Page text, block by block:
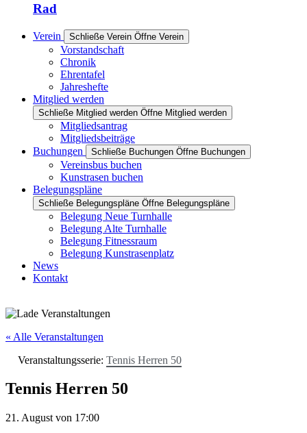
Rad
Verein Schließe Verein Öffne Verein
Vorstandschaft
Chronik
Ehrentafel
Jahreshefte
Mitglied werden
Schließe Mitglied werden Öffne Mitglied werden
Mitgliedsantrag
Mitgliedsbeiträge
Buchungen
Schließe Buchungen Öffne Buchungen
Vereinsbus buchen
Kunstrasen buchen
Belegungspläne
Schließe Belegungspläne Öffne Belegungspläne
Belegung Neue Turnhalle
Belegung Alte Turnhalle
Belegung Fitnessraum
Belegung Kunstrasenplatz
News
Kontakt
« Alle Veranstaltungen
Veranstaltungsserie: Tennis Herren 50
Tennis Herren 50
21. August von 17:00